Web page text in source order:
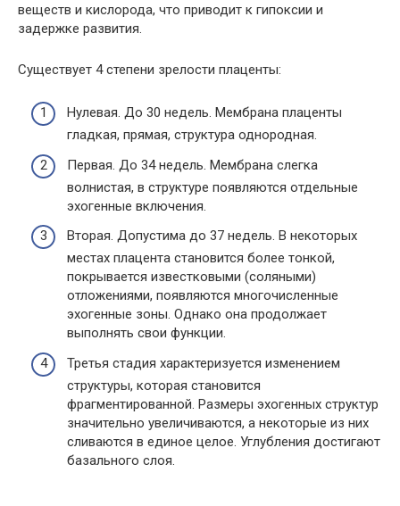
веществ и кислорода, что приводит к гипоксии и
задержке развития.
Существует 4 степени зрелости плаценты:
Нулевая. До 30 недель. Мембрана плаценты
гладкая, прямая, структура однородная.
Первая. До 34 недель. Мембрана слегка
волнистая, в структуре появляются отдельные
эхогенные включения.
Вторая. Допустима до 37 недель. В некоторых
местах плацента становится более тонкой,
покрывается известковыми (соляными)
отложениями, появляются многочисленные
эхогенные зоны. Однако она продолжает
выполнять свои функции.
Третья стадия характеризуется изменением
структуры, которая становится
фрагментированной. Размеры эхогенных структур
значительно увеличиваются, а некоторые из них
сливаются в единое целое. Углубления достигают
базального слоя.